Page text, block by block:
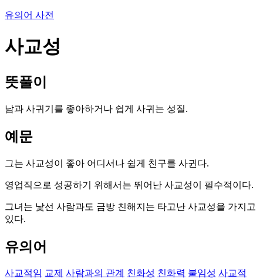
유의어 사전
사교성
뜻풀이
남과 사귀기를 좋아하거나 쉽게 사귀는 성질.
예문
그는 사교성이 좋아 어디서나 쉽게 친구를 사귄다.
영업직으로 성공하기 위해서는 뛰어난 사교성이 필수적이다.
그녀는 낯선 사람과도 금방 친해지는 타고난 사교성을 가지고
있다.
유의어
사교적임 교제 사람과의 관계 친화성 친화력 붙임성 사교적